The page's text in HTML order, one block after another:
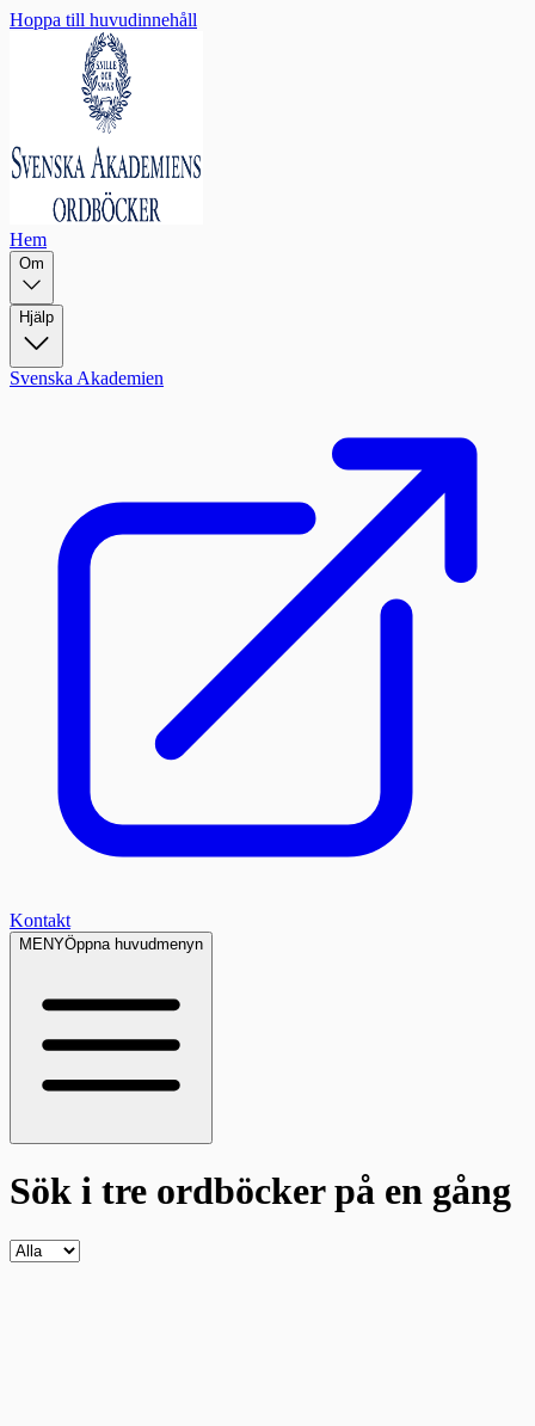
Hoppa till huvudinnehåll
Hem
Om
Hjälp
Svenska Akademien
Kontakt
MENYÖppna huvudmenyn
Sök i tre ordböckerpå en gång